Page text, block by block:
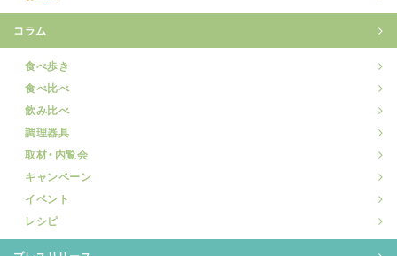
コラム
食べ歩き
食べ比べ
飲み比べ
調理器具
取材・内覧会
キャンペーン
イベント
レシピ